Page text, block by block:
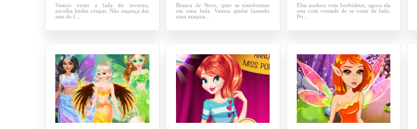
Vamos vestir a fada do inverno,
escolha lindas roupas. Não esqueça das
asas de f...
Branca de Neve, quer se transformar
em uma fada. Vamos ajudar fazendo
uma maquia...
Elsa sonhou com borboletas, agora ela
esta com vontade de se vestir de fada.
Pri...